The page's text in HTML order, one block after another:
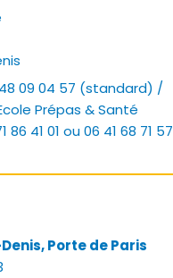
09 04 57 (standard) /
Prépas & Santé
86 41 01 ou 06 41 68 71 57
Porte de Paris